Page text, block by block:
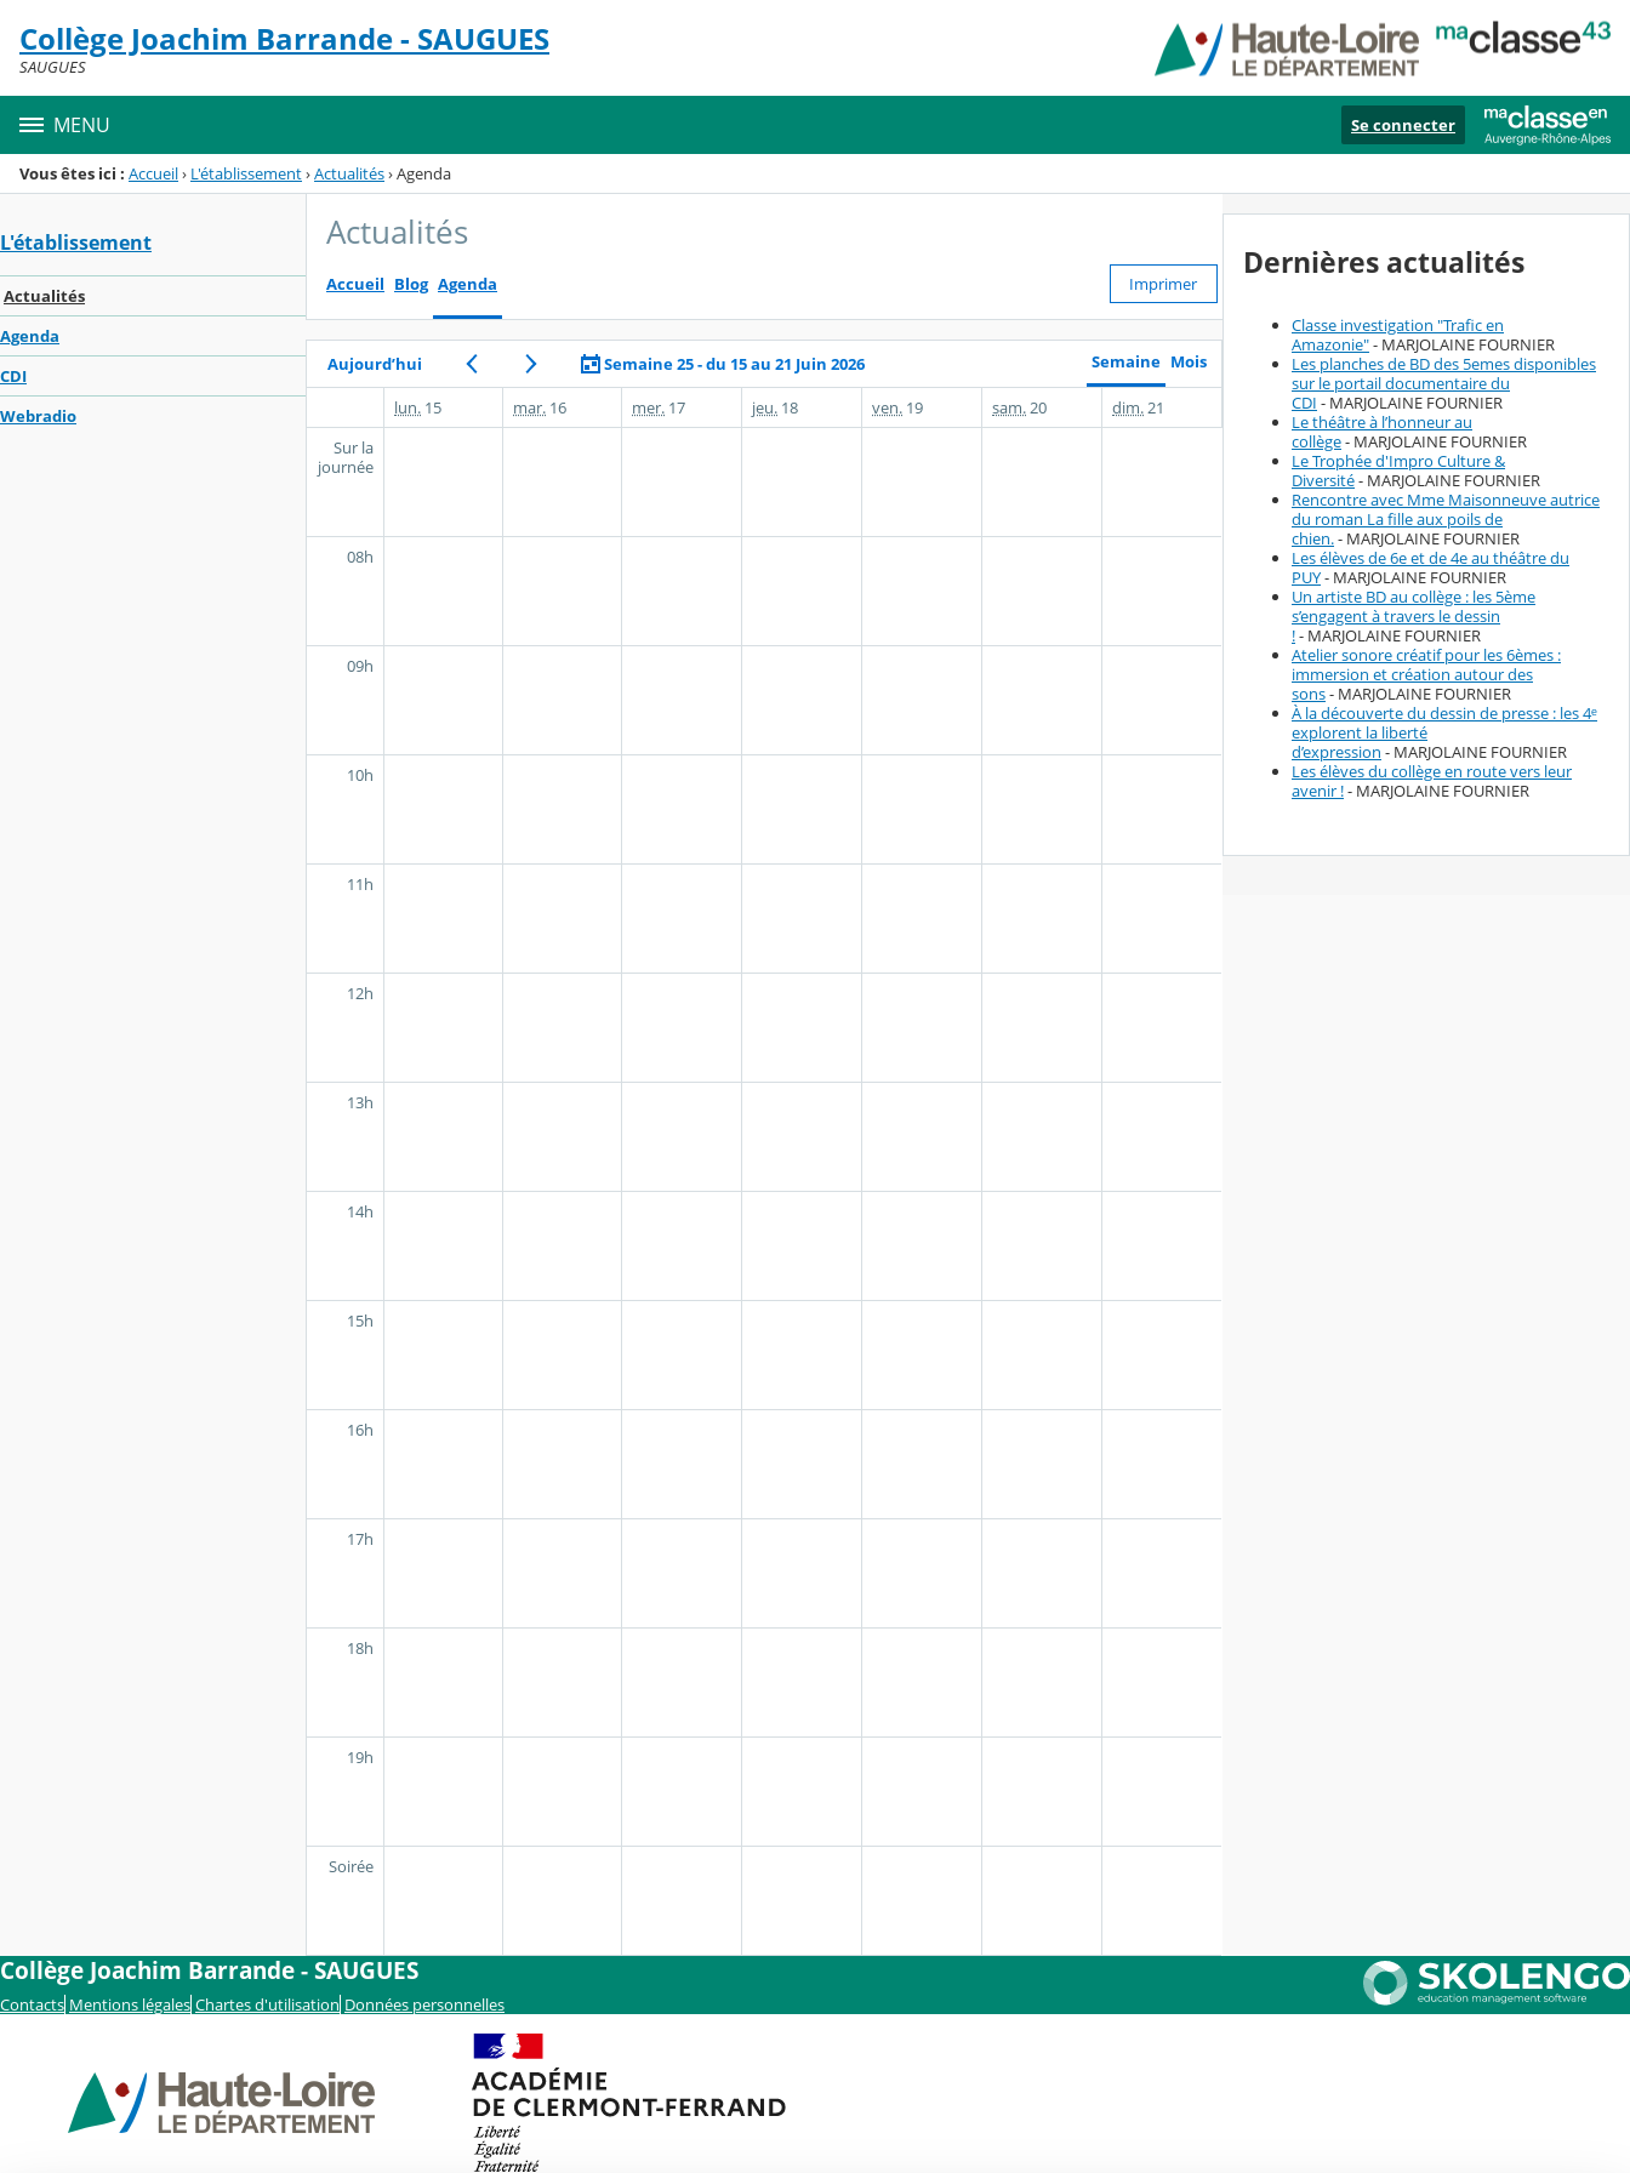
Menu de la rubrique
Contenu
Collège Joachim Barrande - SAUGUES
SAUGUES
MENU Se connecter
Vous êtes ici : Accueil› L'établissement›Actualités›Agenda
L'établissement
Actualités
Agenda
CDI
Webradio
Actualités
Accueil Blog Agenda Imprimer
Aujourd’hui Semaine 25 - du 15 au 21 Juin 2026 Semaine Mois
lun. 15 mar. 16 mer. 17 jeu. 18 ven. 19 sam. 20 dim. 21
Sur la
journée
08h
09h
10h
11h
12h
13h
14h
15h
16h
17h
18h
19h
Soirée
Dernières actualités
Classe investigation "Trafic en
Amazonie"- MARJOLAINE FOURNIER
Les planches de BD des 5emes disponibles
sur le portail documentaire du
CDI - MARJOLAINE FOURNIER
Le théâtre à l’honneur au
collège- MARJOLAINE FOURNIER
Le Trophée d'Impro Culture &
Diversité- MARJOLAINE FOURNIER
Rencontre avec Mme Maisonneuve autrice
du roman La fille aux poils de
chien.- MARJOLAINE FOURNIER
Les élèves de 6e et de 4e au théâtre du
PUY- MARJOLAINE FOURNIER
Un artiste BD au collège : les 5ème
s’engagent à travers le dessin
!- MARJOLAINE FOURNIER
Atelier sonore créatif pour les 6èmes :
immersion et création autour des
sons- MARJOLAINE FOURNIER
À la découverte du dessin de presse : les 4ᵉ
explorent la liberté
d’expression - MARJOLAINE FOURNIER
Les élèves du collège en route vers leur
avenir !- MARJOLAINE FOURNIER
Collège Joachim Barrande - SAUGUES
Contacts Mentions légales Chartes d'utilisation Données personnelles